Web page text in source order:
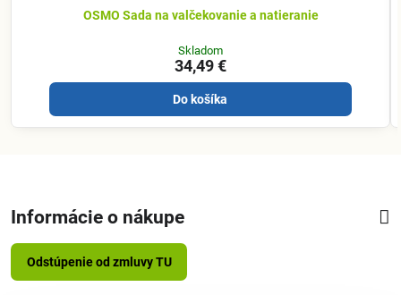
OSMO Sada na valčekovanie a natieranie
Skladom
34,49 €
Do košíka
Informácie o nákupe
Odstúpenie od zmluvy TU